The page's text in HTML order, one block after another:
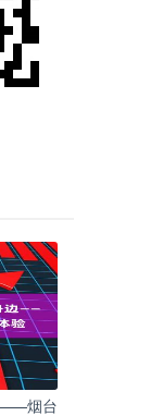
——烟台